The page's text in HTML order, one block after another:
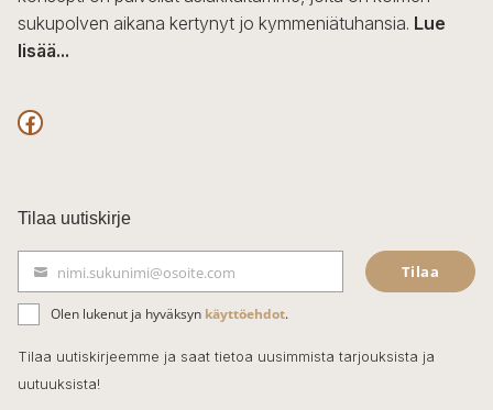
sukupolven aikana kertynyt jo kymmeniätuhansia. Lue
lisää...
F
c
e
b
o
o
k
Tilaa uutiskirje
ä
h
k
nimi.sukunimi@osoite.com Tilaa
Olen lukenut ja hyväksyn käyttöehdot.
Tilaa uutiskirjeemme ja saat tietoa uusimmista tarjouksista ja
uutuuksista!